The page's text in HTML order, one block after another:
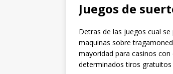
Juegos de
Detras de las juegos cual
maquinas sobre
mayoridad para casinos
determinados tiros